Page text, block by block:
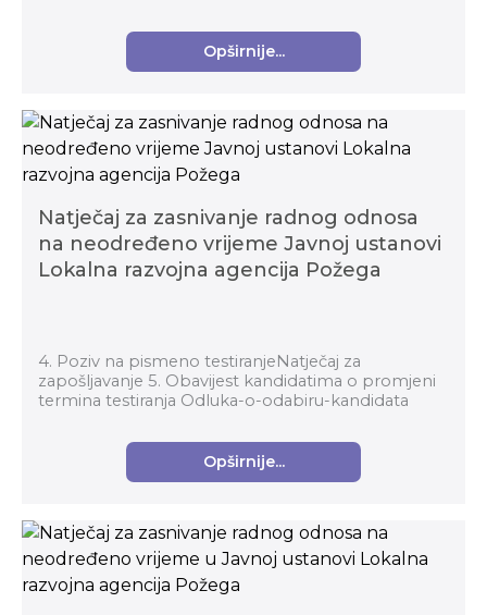
Opširnije...
Natječaj za zasnivanje radnog odnosa
na neodređeno vrijeme Javnoj ustanovi
Lokalna razvojna agencija Požega
4. Poziv na pismeno testiranjeNatječaj za
zapošljavanje 5. Obavijest kandidatima o promjeni
termina testiranja Odluka-o-odabiru-kandidata
Opširnije...